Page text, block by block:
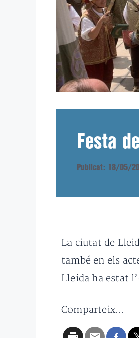
Festa
Publicat: 18/05/
La ciutat de
també en els
Lleida ha estat
Comparteix...